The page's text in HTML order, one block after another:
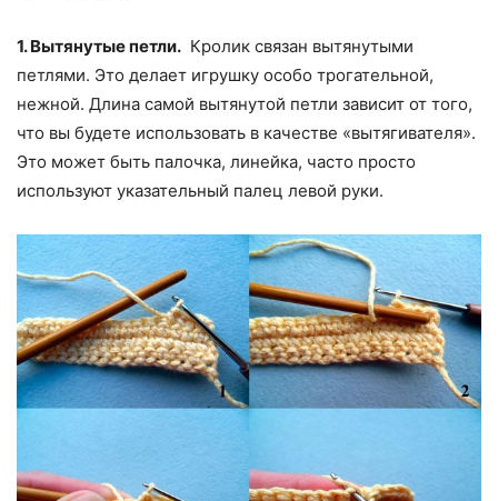
1. Вытянутые петли. Кролик связан вытянутыми
петлями. Это делает игрушку особо трогательной,
нежной. Длина самой вытянутой петли зависит от того,
что вы будете использовать в качестве «вытягивателя».
Это может быть палочка, линейка, часто просто
используют указательный палец левой руки.